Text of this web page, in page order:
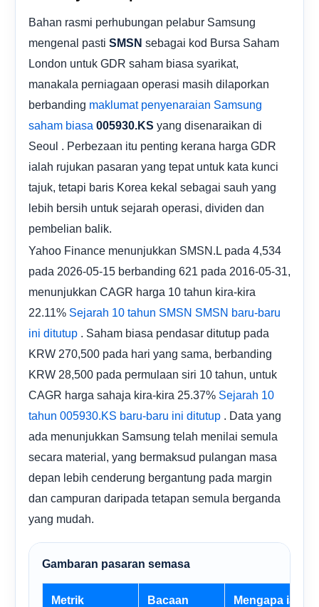
Bahan rasmi perhubungan pelabur Samsung
mengenal pasti SMSN sebagai kod Bursa Saham
London untuk GDR saham biasa syarikat,
manakala perniagaan operasi masih dilaporkan
berbanding maklumat penyenaraian Samsung
saham biasa 005930.KS yang disenaraikan di
Seoul . Perbezaan itu penting kerana harga GDR
ialah rujukan pasaran yang tepat untuk kata kunci
tajuk, tetapi baris Korea kekal sebagai sauh yang
lebih bersih untuk sejarah operasi, dividen dan
pembelian balik.
Yahoo Finance menunjukkan SMSN.L pada 4,534
pada 2026-05-15 berbanding 621 pada 2016-05-31,
menunjukkan CAGR harga 10 tahun kira-kira
22.11% Sejarah 10 tahun SMSN SMSN baru-baru
ini ditutup . Saham biasa pendasar ditutup pada
KRW 270,500 pada hari yang sama, berbanding
KRW 28,500 pada permulaan siri 10 tahun, untuk
CAGR harga sahaja kira-kira 25.37% Sejarah 10
tahun 005930.KS baru-baru ini ditutup . Data yang
ada menunjukkan Samsung telah menilai semula
secara material, yang bermaksud pulangan masa
depan lebih cenderung bergantung pada margin
dan campuran daripada tetapan semula berganda
yang mudah.
Gambaran pasaran semasa
Metrik
Bacaan
Mengapa ia